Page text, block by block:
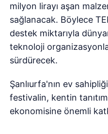
milyon lirayı aşan
sağlanacak. Böylece
destek miktarıyla
teknoloji
sürdürecek.
Şanlıurfa'nın ev
festivalin, kentin
ekonomisine önemli